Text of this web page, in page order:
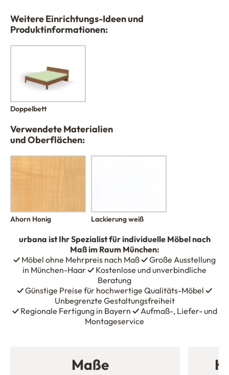
Weitere Einrichtungs-Ideen und
Produktinformationen:
Doppelbett
Verwendete Materialien
und Oberflächen:
Ahorn Honig Lackierung weiß
urbana ist Ihr Spezialist für individuelle Möbel nach
Maß im Raum München:
✓ Möbel ohne Mehrpreis nach Maß✓Große Ausstellung
in München-Haar✓ Kostenlose und unverbindliche
Beratung
✓Günstige Preise für hochwertige Qualitäts-Möbel ✓
Unbegrenzte Gestaltungsfreiheit
✓Regionale Fertigung in Bayern ✓Aufmaß-, Liefer- und
Montageservice
Maße